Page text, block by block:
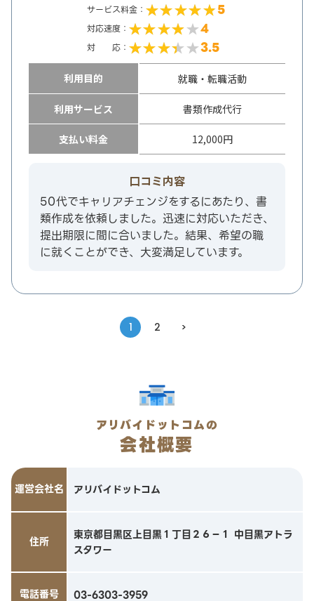
サービス料金： 5
対応速度： 4
対 応： 3.5
利用目的 就職・転職活動
利用サービス 書類作成代行
支払い料金 12,000円
口コミ内容
50代でキャリアチェンジをするにあたり、書
類作成を依頼しました。迅速に対応いただき、
提出期限に間に合いました。結果、希望の職
に就くことができ、大変満足しています。
1 2 >
アリバイドットコムの
会社概要
運営会社名 アリバイドットコム
住所
東京都目黒区上目黒１丁目２６－１ 中目黒アトラ
スタワー
電話番号 03-6303-3959